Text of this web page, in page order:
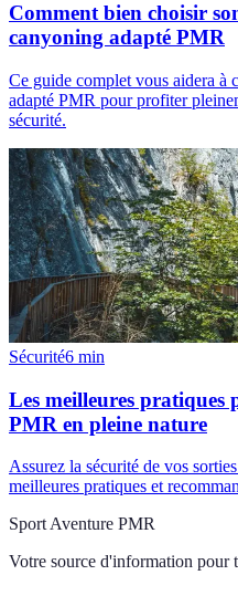
Comment bien choisir
canyoning adapté PMR
Ce guide complet vous aidera à
adapté PMR pour profiter
sécurité.
Sécurité6 min
Les meilleures pratiques
PMR en pleine nature
Assurez la sécurité de vos
meilleures pratiques et
Sport Aventure PMR
Votre source d'information pour